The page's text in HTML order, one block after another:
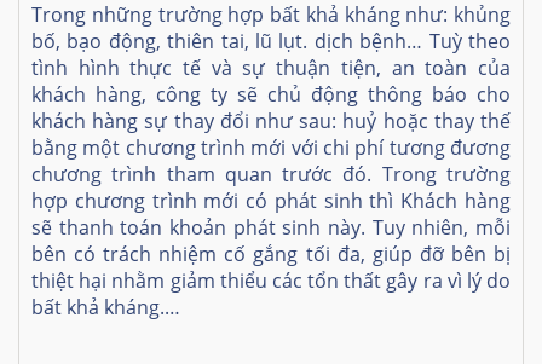
Trong những trường hợp bất khả kháng như: khủng
bố, bạo động, thiên tai, lũ lụt. dịch bệnh… Tuỳ theo
tình hình thực tế và sự thuận tiện, an toàn của
khách hàng, công ty sẽ chủ động thông báo cho
khách hàng sự thay đổi như sau: huỷ hoặc thay thế
bằng một chương trình mới với chi phí tương đương
chương trình tham quan trước đó. Trong trường
hợp chương trình mới có phát sinh thì Khách hàng
sẽ thanh toán khoản phát sinh này. Tuy nhiên, mỗi
bên có trách nhiệm cố gắng tối đa, giúp đỡ bên bị
thiệt hại nhằm giảm thiểu các tổn thất gây ra vì lý do
bất khả kháng.…